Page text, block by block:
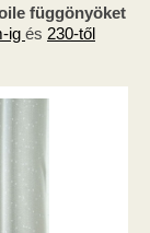
függönyöket
ig és 230-től